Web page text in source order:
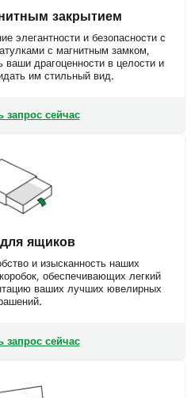
закрытием
элегантности и безопасности с
с магнитным замком,
ваши драгоценности в целости и
им стильный вид.
запрос сейчас
ящиков
и изысканность наших
обеспечивающих легкий
ваших лучших ювелирных
запрос сейчас